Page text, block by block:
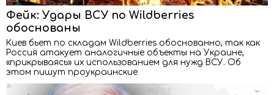
Фейк: Удары ВСУ по Wildberries
обоснованы
Киев бьет по складам Wildberries обоснованно, так как
Россия атакует аналогичные объекты на Украине,
«прикрываясь» их использованием для нужд ВСУ. Об
этом пишут проукраинские